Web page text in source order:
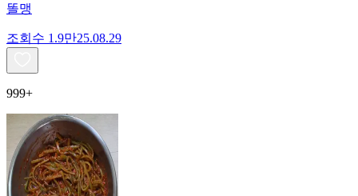
똘맹
조회수 1.9만25.08.29
999+